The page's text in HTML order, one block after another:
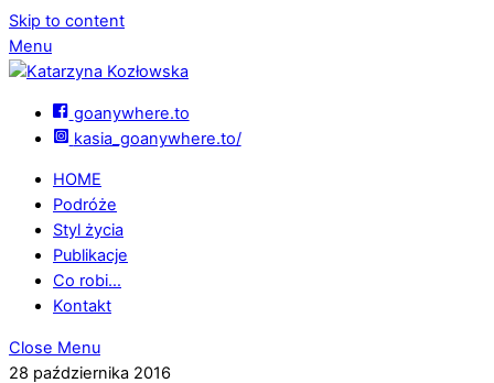
Skip to content
Menu
goanywhere.to
kasia_goanywhere.to/
HOME
Podróże
Styl życia
Publikacje
Co robi…
Kontakt
Close Menu
28 października 2016